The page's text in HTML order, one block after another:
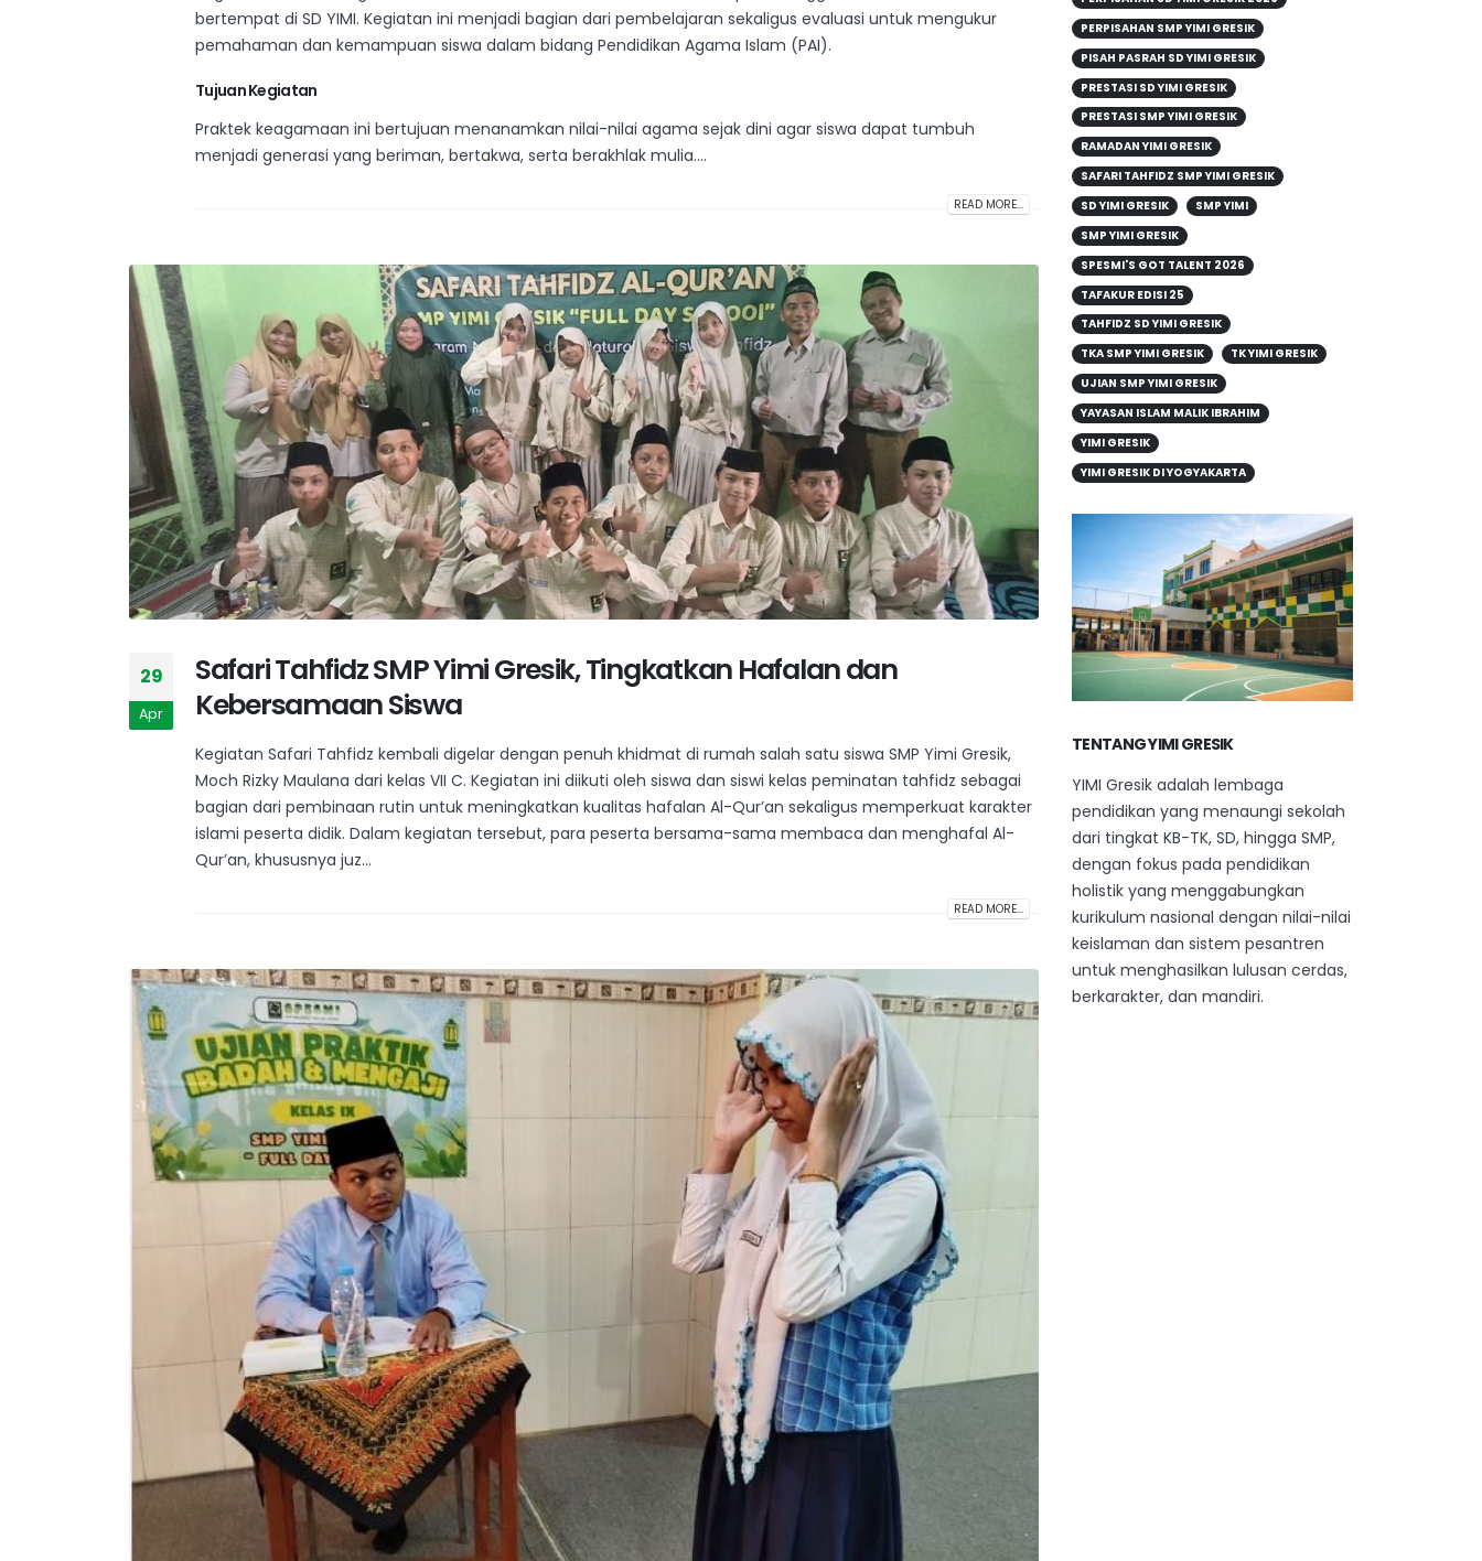
bertempat di SD YIMI. Kegiatan ini menjadi bagian dari pembelajaran sekaligus evaluasi untuk mengukur
pemahaman dan kemampuan siswa dalam bidang Pendidikan Agama Islam (PAI).
Tujuan Kegiatan
Praktek keagamaan ini bertujuan menanamkan nilai-nilai agama sejak dini agar siswa dapat tumbuh
menjadi generasi yang beriman, bertakwa, serta berakhlak mulia....
READ MORE...
29
Apr
Safari Tahfidz SMP Yimi Gresik, Tingkatkan Hafalan dan
Kebersamaan Siswa
Kegiatan Safari Tahfidz kembali digelar dengan penuh khidmat di rumah salah satu siswa SMP Yimi Gresik,
Moch Rizky Maulana dari kelas VII C. Kegiatan ini diikuti oleh siswa dan siswi kelas peminatan tahfidz sebagai
bagian dari pembinaan rutin untuk meningkatkan kualitas hafalan Al-Qur’an sekaligus memperkuat karakter
islami peserta didik. Dalam kegiatan tersebut, para peserta bersama-sama membaca dan menghafal Al-
Qur’an, khususnya juz...
READ MORE...
PERPISAHAN SMP YIMI GRESIK
PISAH PASRAH SD YIMI GRESIK
PRESTASI SD YIMI GRESIK
PRESTASI SMP YIMI GRESIK
RAMADAN YIMI GRESIK
SAFARI TAHFIDZ SMP YIMI GRESIK
SD YIMI GRESIK
SMP YIMI
SMP YIMI GRESIK
SPESMI'S GOT TALENT 2026
TAFAKUR EDISI 25
TAHFIDZ SD YIMI GRESIK
TKA SMP YIMI GRESIK
TK YIMI GRESIK
UJIAN SMP YIMI GRESIK
YAYASAN ISLAM MALIK IBRAHIM
YIMI GRESIK
YIMI GRESIK DI YOGYAKARTA
TENTANG YIMI GRESIK
YIMI Gresik adalah lembaga
pendidikan yang menaungi sekolah
dari tingkat KB-TK, SD, hingga SMP,
dengan fokus pada pendidikan
holistik yang menggabungkan
kurikulum nasional dengan nilai-nilai
keislaman dan sistem pesantren
untuk menghasilkan lulusan cerdas,
berkarakter, dan mandiri.